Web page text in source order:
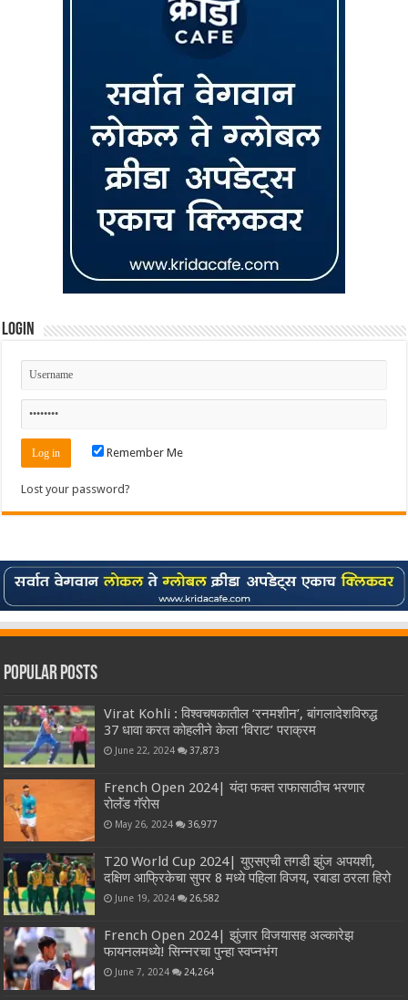
Login
Remember Me
Lost your password?
Popular Posts
Virat Kohli : विश्वचषकातील ‘रनमशीन’, बांगलादेशविरुद्ध
37 धावा करत कोहलीने केला ‘विराट’ पराक्रम
June 22, 2024 37,873
French Open 2024| यंदा फक्त राफासाठीच भरणार
रोलॅंड गॅरोस
May 26, 2024 36,977
T20 World Cup 2024| युएसएची तगडी झुंज अपयशी,
दक्षिण आफ्रिकेचा सुपर 8 मध्ये पहिला विजय, रबाडा ठरला हिरो
June 19, 2024 26,582
French Open 2024| झुंजार विजयासह अल्कारेझ
फायनलमध्ये! सिन्नरचा पुन्हा स्वप्नभंग
June 7, 2024 24,264